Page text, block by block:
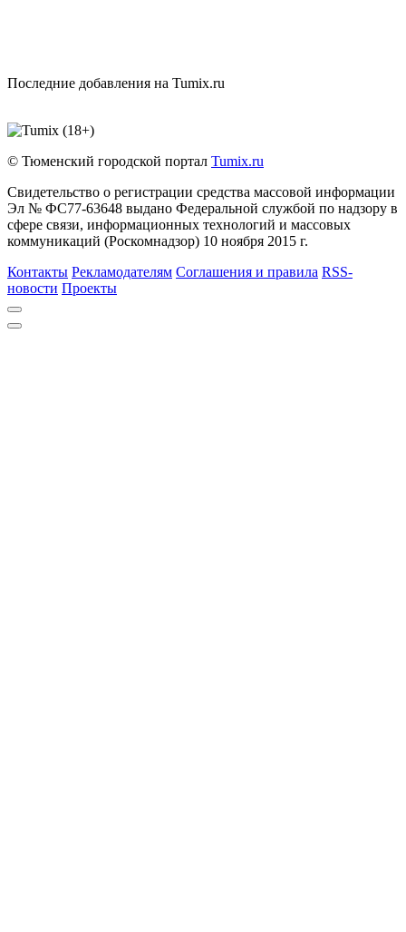
Последние добавления на Tumix.ru
© Тюменский городской портал Tumix.ru
Свидетельство о регистрации средства массовой информации
Эл № ФС77-63648 выдано Федеральной службой по надзору в
сфере связи, информационных технологий и массовых
коммуникаций (Роскомнадзор) 10 ноября 2015 г.
Контакты Рекламодателям Соглашения и правила RSS-
новости Проекты